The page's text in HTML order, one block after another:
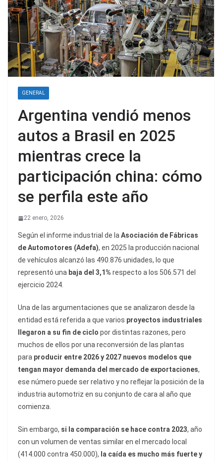
GENERAL
Argentina vendió menos
autos a Brasil en 2025
mientras crece la
participación china: cómo
se perfila este año
22 enero, 2026
Según el informe industrial de laAsociación de Fábricas
de Automotores (Adefa), en 2025 la producción nacional
de vehículos alcanzó las 490.876 unidades, lo que
representó una baja del 3,1% respecto a los 506.571 del
ejercicio 2024.
Una de las argumentaciones que se analizaron desde la
entidad está referida a que varios proyectos industriales
llegaron a su fin de ciclo por distintas razones, pero
muchos de ellos por una reconversión de las plantas
para producir entre 2026 y 2027 nuevos modelos que
tengan mayor demanda del mercado de exportaciones,
ese número puede ser relativo y no reflejar la posición de la
industria automotriz en su conjunto de cara al año que
comienza.
Sin embargo, si la comparación se hace contra 2023, año
con un volumen de ventas similar en el mercado local
(414.000 contra 450.000), la caída es mucho más fuerte y